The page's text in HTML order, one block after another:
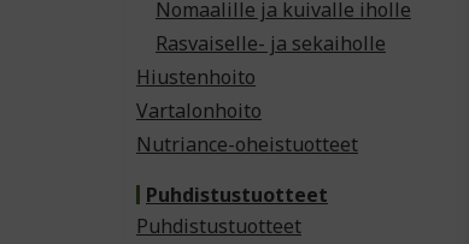
Nomaalille ja kuivalle iholle
Rasvaiselle- ja sekaiholle
Hiustenhoito
Vartalonhoito
Nutriance-oheistuotteet
Puhdistustuotteet
Puhdistustuotteet